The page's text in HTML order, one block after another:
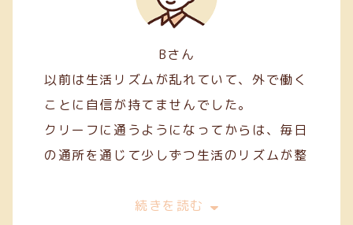
Bさん
以前は生活リズムが乱れていて、外で働く
ことに自信が持てませんでした。
クリーフに通うようになってからは、毎日
の通所を通じて少しずつ生活のリズムが整
続きを読む